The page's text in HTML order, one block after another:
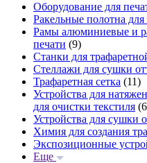
Оборудование для
Ракельные полотна
Рамы алюминиевые и
печати (9)
Станки для
Стеллажи для сушки
Трафаретная сетка (11)
Устройства для
для очистки текстиля
Устройства для сушки
Химия для создания
Экспозиционные
Еще